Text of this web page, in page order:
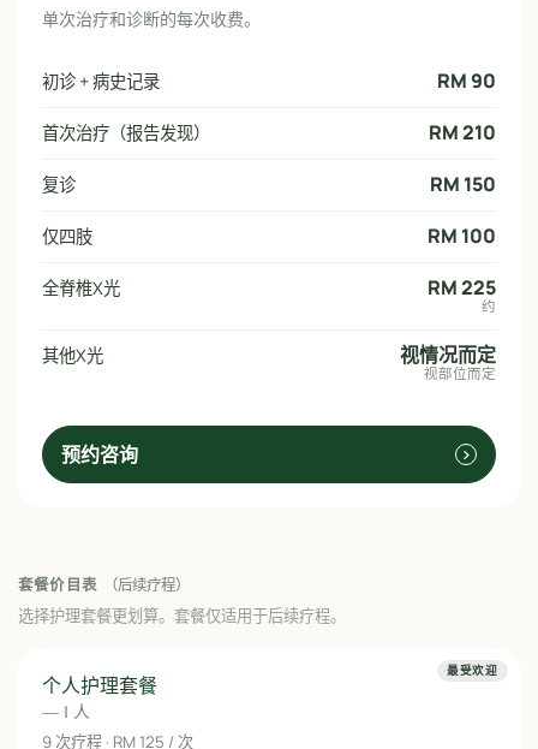
单次治疗和诊断的每次收费。
初诊 + 病史记录 RM 90
首次治疗（报告发现） RM 210
复诊 RM 150
仅四肢 RM 100
全脊椎X光 RM 225
约
其他X光 视情况而定
视部位而定
预约咨询
套餐价目表 （后续疗程）
选择护理套餐更划算。套餐仅适用于后续疗程。
最受欢迎
个人护理套餐
— 1 人
9 次疗程 · RM 125 / 次